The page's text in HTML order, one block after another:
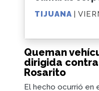
Queman
dirigida
Rosarito
El hecho ocurrió en
TIJUANA |